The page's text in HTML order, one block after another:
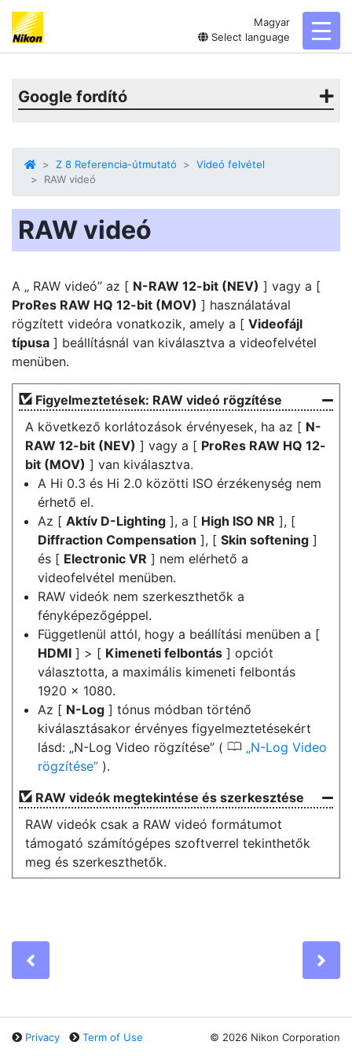
Magyar
Select language
Google fordító
Z 8 Referencia-útmutató
Videó felvétel
RAW videó
RAW videó
A „ RAW videó” az [ N-RAW 12-bit (NEV) ] vagy a [
ProRes RAW HQ 12-bit (MOV) ] használatával
rögzített videóra vonatkozik, amely a [ Videofájl
típusa ] beállításnál van kiválasztva a videofelvétel
menüben.
Figyelmeztetések: RAW videó rögzítése
A következő korlátozások érvényesek, ha az [ N-
RAW 12-bit (NEV) ] vagy a [ ProRes RAW HQ 12-
bit (MOV) ] van kiválasztva.
A Hi 0.3 és Hi 2.0 közötti ISO érzékenység nem
érhető el.
Az [ Aktív D-Lighting ], a [ High ISO NR ], [
Diffraction Compensation ], [ Skin softening ]
és [ Electronic VR ] nem elérhető a
videofelvétel menüben.
RAW videók nem szerkeszthetők a
fényképezőgéppel.
Függetlenül attól, hogy a beállítási menüben a [
HDMI ] > [ Kimeneti felbontás ] opciót
választotta, a maximális kimeneti felbontás
1920 × 1080.
Az [ N-Log ] tónus módban történő
kiválasztásakor érvényes figyelmeztetésekért
lásd: „N-Log Video rögzítése” ( 0 N-Log Video
rögzítése ).
RAW videók megtekintése és szerkesztése
RAW videók csak a RAW videó formátumot
támogató számítógépes szoftverrel tekinthetők
meg és szerkeszthetők.
Privacy Term of Use © 2026 Nikon Corporation